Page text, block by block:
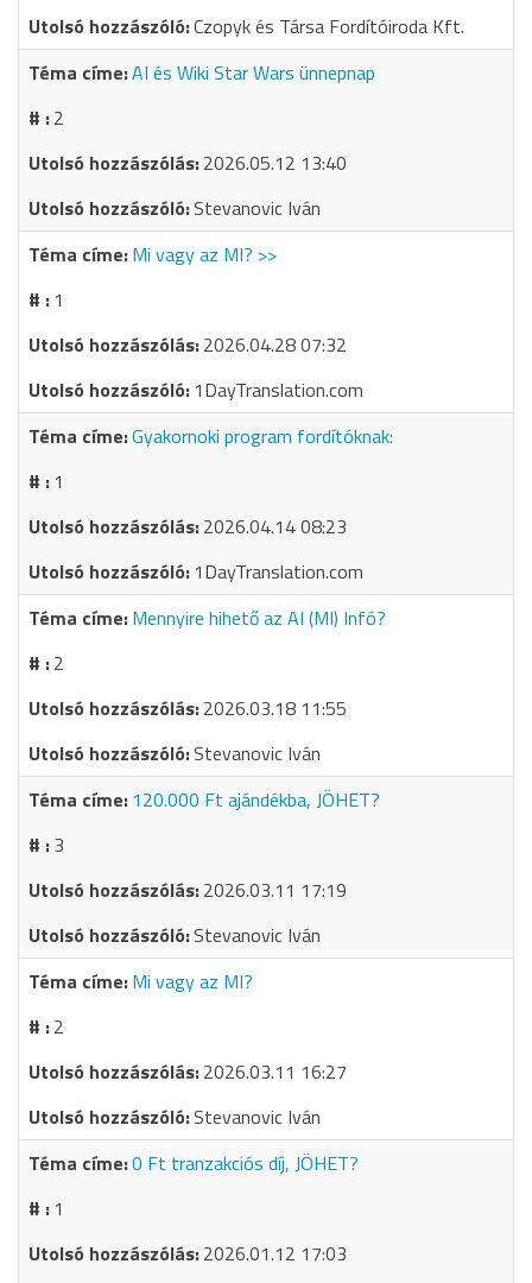
Czopyk és Társa Fordítóiroda Kft.
AI és Wiki Star Wars ünnepnap
2
2026.05.12 13:40
Stevanovic Iván
Mi vagy az MI? >>
1
2026.04.28 07:32
1DayTranslation.com
Gyakornoki program fordítóknak:
1
2026.04.14 08:23
1DayTranslation.com
Mennyire hihető az AI (MI) Infó?
2
2026.03.18 11:55
Stevanovic Iván
120.000 Ft ajándékba, JÖHET?
3
2026.03.11 17:19
Stevanovic Iván
Mi vagy az MI?
2
2026.03.11 16:27
Stevanovic Iván
0 Ft tranzakciós díj, JÖHET?
1
2026.01.12 17:03